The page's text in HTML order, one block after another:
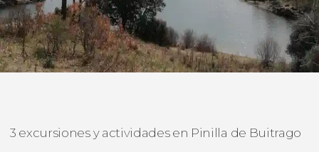
3 excursiones y actividades en Pinilla de Buitrago